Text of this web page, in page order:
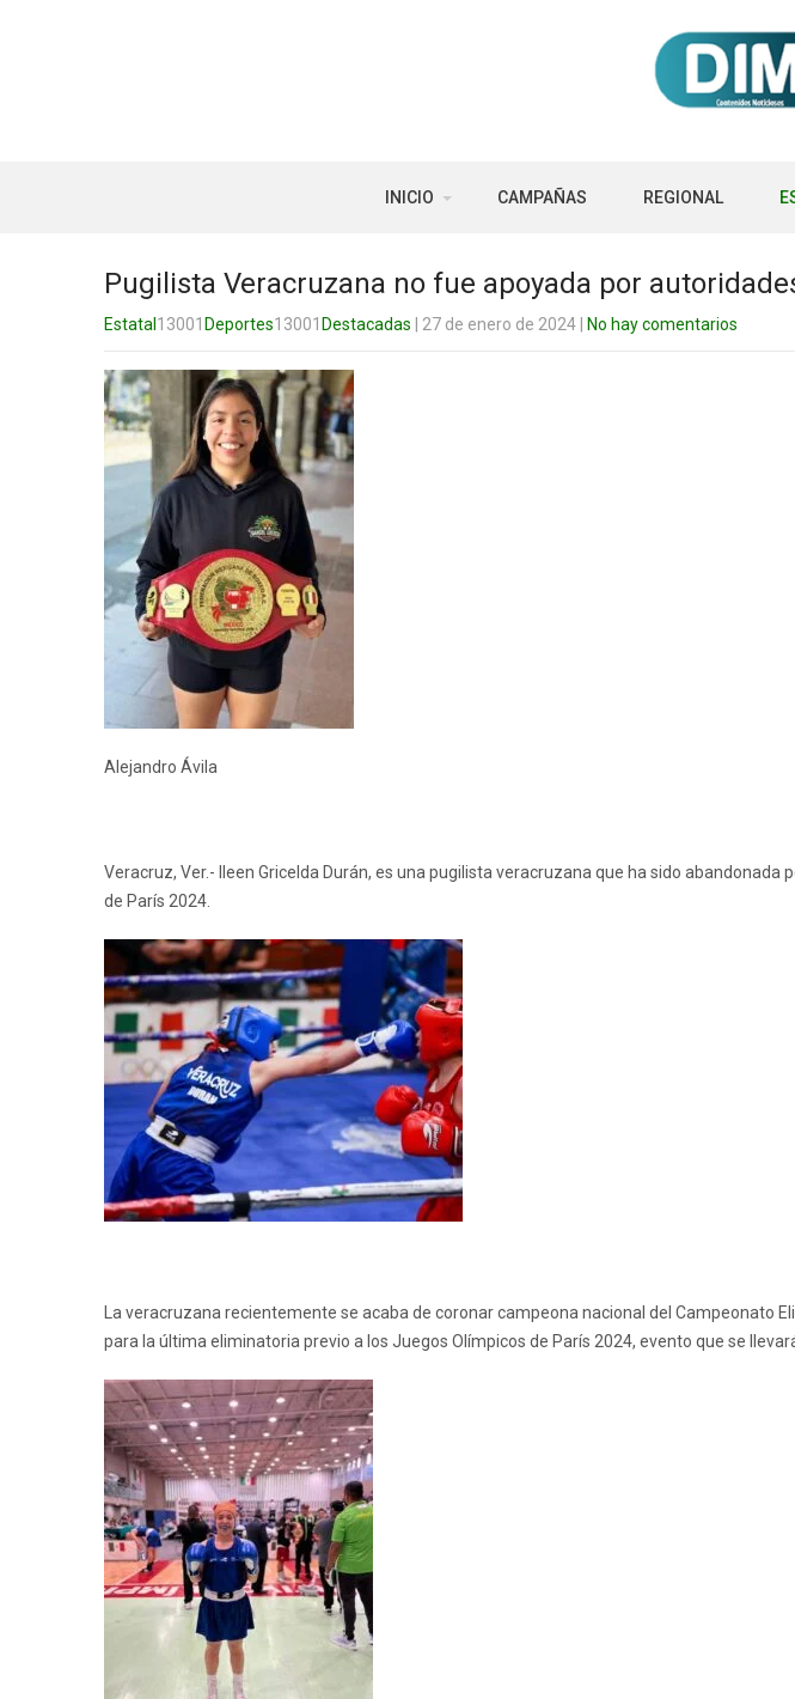
INICIO CAMPAÑAS REGIONAL
Pugilista Veracruzana no fue apoyada por
Estatal 13001 Deportes13001 Destacadas | 27 de enero de 2024 No hay comentarios
Alejandro Ávila
Veracruz, Ver.- Ileen Gricelda Durán, es una pugilista veracruzana que ha sido
de París 2024.
La veracruzana recientemente se acaba de coronar campeona nacional del Campeonato
para la última eliminatoria previo a los Juegos Olímpicos de París 2024, evento que se